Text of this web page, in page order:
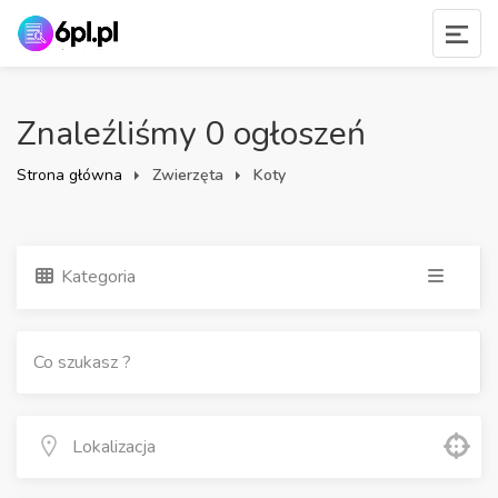
Znaleźliśmy 0 ogłoszeń
Strona główna Zwierzęta Koty
Kategoria